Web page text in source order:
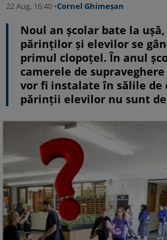
22 Aug, 16:40 •Cornel Ghimeșan
Noul an școlar bate la
părinților și elevilor se
primul clopoțel. În anul
camerele de
vor fi instalate în sălile de
părinții elevilor nu sunt de